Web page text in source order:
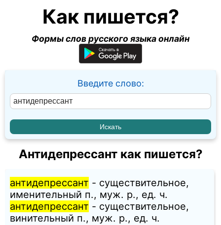
Как пишется?
Формы слов русского языка онлайн
Введите слово:
Антидепрессант как пишется?
антидепрессант - существительное,
именительный п., муж. p., ед. ч.
антидепрессант - существительное,
винительный п., муж. p., ед. ч.